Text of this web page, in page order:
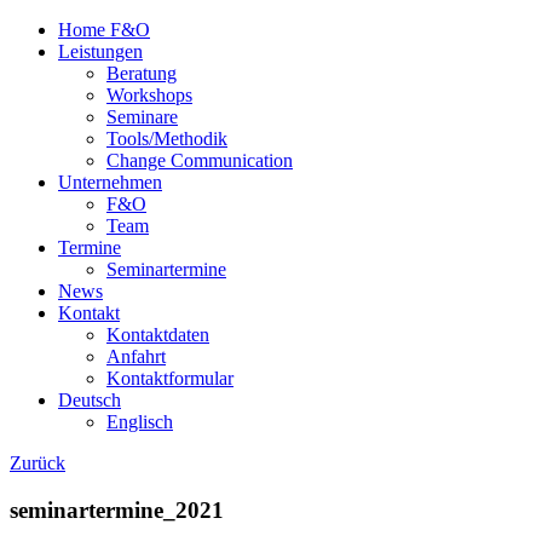
Home F&O
Leistungen
Beratung
Workshops
Seminare
Tools/Methodik
Change Communication
Unternehmen
F&O
Team
Termine
Seminartermine
News
Kontakt
Kontaktdaten
Anfahrt
Kontaktformular
Deutsch
Englisch
Zurück
seminartermine_2021